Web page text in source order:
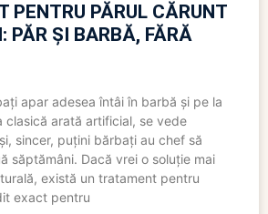
PENTRU PĂRUL CĂRUNT
PĂR ȘI BARBĂ, FĂRĂ
apar adesea întâi în barbă și pe la
clasică arată artificial, se vede
sincer, puțini bărbați au chef să
săptămâni. Dacă vrei o soluție mai
există un tratament pentru
exact pentru